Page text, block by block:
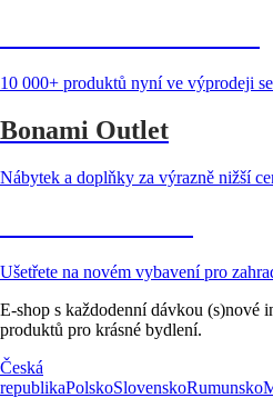
10 000+ produktů nyní ve výprodeji
Bonami Outlet
Nábytek a doplňky za výrazně nižší
Ušetřete na novém vybavení pro
E-shop s každodenní dávkou (s)nové
produktů pro krásné bydlení.
Česká
republikaPolskoSlovenskoRumunsko